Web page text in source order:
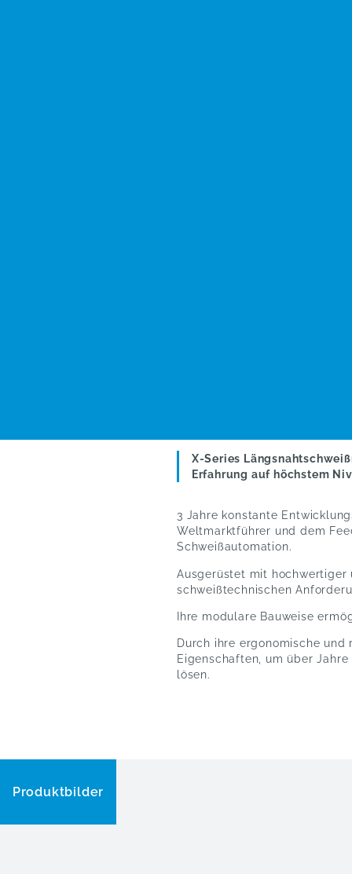
X-Series
Erfahrung auf höchstem
3 Jahre konstante
Weltmarktführer und dem
Schweißautomation.
Ausgerüstet mit
schweißtechnischen
Ihre modulare Bauweise
Durch ihre ergonomische
Eigenschaften, um über
lösen.
Produktbilder